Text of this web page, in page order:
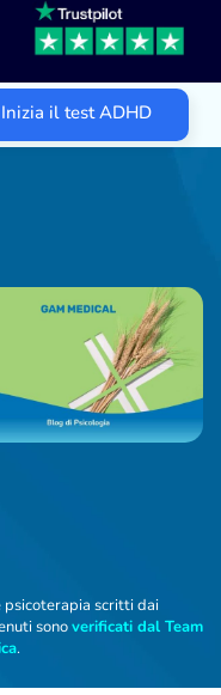
Inizia il test ADHD
scritti dai
sonoverificati dal Team
.